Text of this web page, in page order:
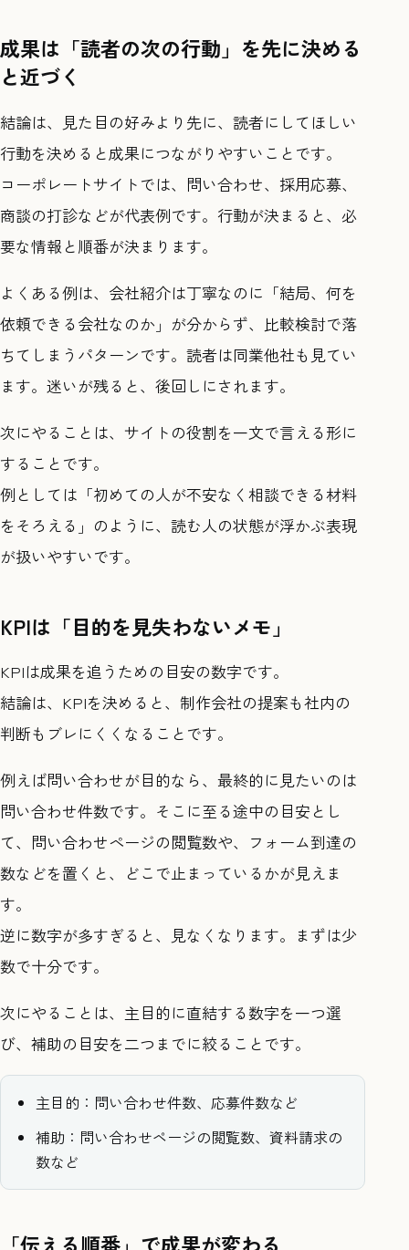
成果は「読者の次の行動」を先に決める
と近づく
結論は、見た目の好みより先に、読者にしてほしい
行動を決めると成果につながりやすいことです。
コーポレートサイトでは、問い合わせ、採用応募、
商談の打診などが代表例です。行動が決まると、必
要な情報と順番が決まります。
よくある例は、会社紹介は丁寧なのに「結局、何を
依頼できる会社なのか」が分からず、比較検討で落
ちてしまうパターンです。読者は同業他社も見てい
ます。迷いが残ると、後回しにされます。
次にやることは、サイトの役割を一文で言える形に
することです。
例としては「初めての人が不安なく相談できる材料
をそろえる」のように、読む人の状態が浮かぶ表現
が扱いやすいです。
KPIは「目的を見失わないメモ」
KPIは成果を追うための目安の数字です。
結論は、KPIを決めると、制作会社の提案も社内の
判断もブレにくくなることです。
例えば問い合わせが目的なら、最終的に見たいのは
問い合わせ件数です。そこに至る途中の目安とし
て、問い合わせページの閲覧数や、フォーム到達の
数などを置くと、どこで止まっているかが見えま
す。
逆に数字が多すぎると、見なくなります。まずは少
数で十分です。
次にやることは、主目的に直結する数字を一つ選
び、補助の目安を二つまでに絞ることです。
主目的：問い合わせ件数、応募件数など
補助：問い合わせページの閲覧数、資料請求の
数など
「伝える順番」で成果が変わる